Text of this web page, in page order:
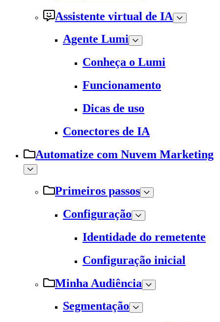
Assistente virtual de IA
Agente Lumi
Conheça o Lumi
Funcionamento
Dicas de uso
Conectores de IA
Automatize com Nuvem Marketing
Primeiros passos
Configuração
Identidade do remetente
Configuração inicial
Minha Audiência
Segmentação